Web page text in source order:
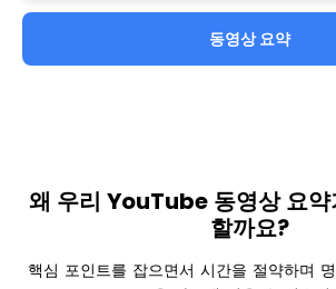
동영상 요약
왜 우리 YouTube 동영상 요약
할까요?
핵심 포인트를 잡으면서 시간을 절약하며